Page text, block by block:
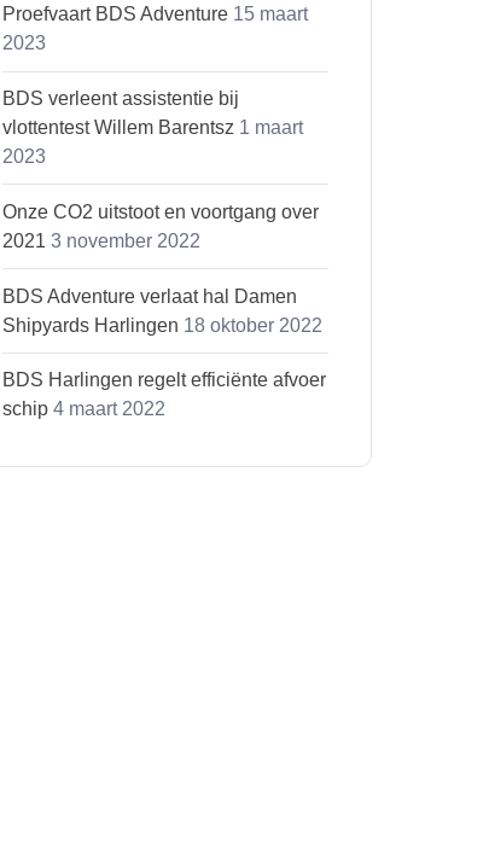
Proefvaart BDS Adventure 15 maart
2023
BDS verleent assistentie bij
vlottentest Willem Barentsz 1 maart
2023
Onze CO2 uitstoot en voortgang over
2021 3 november 2022
BDS Adventure verlaat hal Damen
Shipyards Harlingen 18 oktober 2022
BDS Harlingen regelt efficiënte afvoer
schip 4 maart 2022